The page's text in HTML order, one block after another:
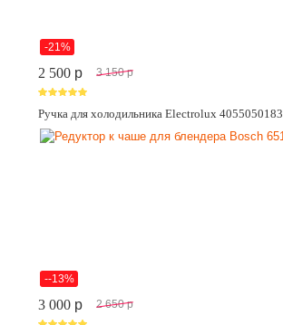
-21%
2 500 p 3 150 p
Ручка для холодильника Electrolux 4055050183
--13%
3 000 p 2 650 p